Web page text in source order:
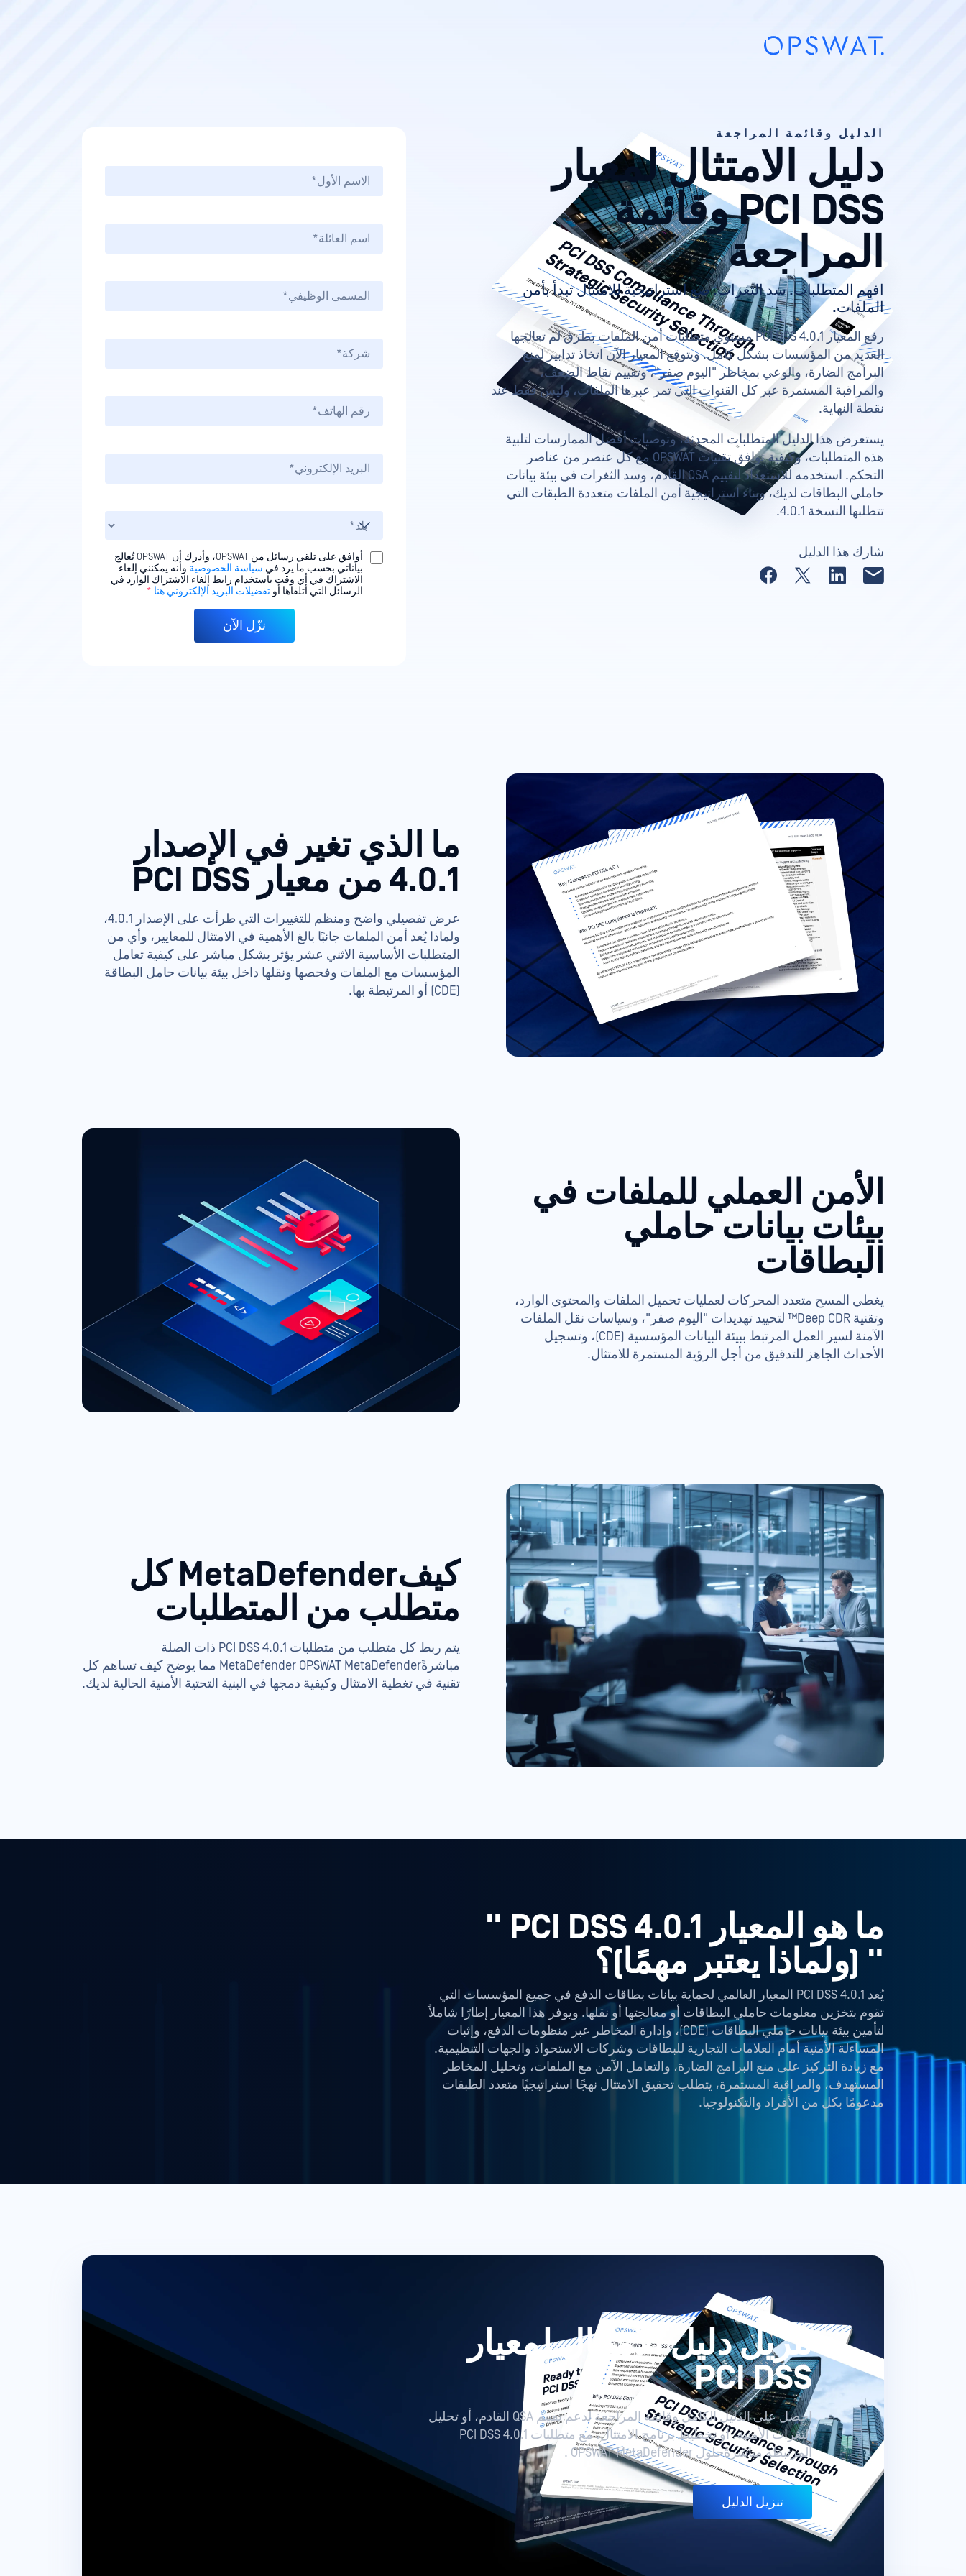
الدليل وقائمة المراجعة
دليل الامتثال لمعيار
PCI DSS وقائمة
المراجعة
افهم المتطلبات. سد الثغرات. ضع استراتيجية للامتثال تبدأ بأمن
الملفات.
رفع المعيار PCI DSS 4.0.1 مستوى متطلبات أمن الملفات بطرق لم تعالجها
العديد من المؤسسات بشكل كامل. ويتوقع المعيار الآن اتخاذ تدابير لمنع
البرامج الضارة، والوعي بمخاطر "اليوم صفر"، وتقييم نقاط الضعف،
والمراقبة المستمرة عبر كل القنوات التي تمر عبرها الملفات، وليس فقط عند
نقطة النهاية.
يستعرض هذا الدليل المتطلبات المحدثة، وتوصيات أفضل الممارسات لتلبية
هذه المتطلبات، وكيفية توافق تقنيات OPSWAT مع كل عنصر من عناصر
التحكم. استخدمه للاستعداد لتقييم QSA القادم، وسد الثغرات في بيئة بيانات
حاملي البطاقات لديك، وبناء استراتيجية أمن الملفات متعددة الطبقات التي
تتطلبها النسخة 4.0.1.
شارك هذا الدليل
أوافق على تلقي رسائل من OPSWAT، وأدرك أن OPSWAT تُعالج
بياناتي بحسب ما يرد في سياسة الخصوصية وأنه يمكنني إلغاء
الاشتراك في أي وقت باستخدام رابط إلغاء الاشتراك الوارد في
الرسائل التي أتلقاها أو تفضيلات البريد الإلكتروني هنا.
*
ما الذي تغير في الإصدار
4.0.1 من معيار PCI DSS
عرض تفصيلي واضح ومنظم للتغييرات التي طرأت على الإصدار 4.0.1،
ولماذا يُعد أمن الملفات جانبًا بالغ الأهمية في الامتثال للمعايير، وأي من
المتطلبات الأساسية الاثني عشر يؤثر بشكل مباشر على كيفية تعامل
المؤسسات مع الملفات وفحصها ونقلها داخل بيئة بيانات حامل البطاقة
(CDE) أو المرتبطة بها.
الأمن العملي للملفات في
بيئات بيانات حاملي
البطاقات
يغطي المسح متعدد المحركات لعمليات تحميل الملفات والمحتوى الوارد،
وتقنية Deep CDR™ لتحييد تهديدات "اليوم صفر"، وسياسات نقل الملفات
الآمنة لسير العمل المرتبط ببيئة البيانات المؤسسية (CDE)، وتسجيل
الأحداث الجاهز للتدقيق من أجل الرؤية المستمرة للامتثال.
كيفMetaDefender كل
متطلب من المتطلبات
يتم ربط كل متطلب من متطلبات PCI DSS 4.0.1 ذات الصلة
مباشرةًMetaDefender OPSWAT MetaDefender مما يوضح كيف تساهم كل
تقنية في تغطية الامتثال وكيفية دمجها في البنية التحتية الأمنية الحالية لديك.
ما هو المعيار PCI DSS 4.0.1 "
" (ولماذا يعتبر مهمًا)؟
يُعد PCI DSS 4.0.1 المعيار العالمي لحماية بيانات بطاقات الدفع في جميع المؤسسات التي
تقوم بتخزين معلومات حاملي البطاقات أو معالجتها أو نقلها. ويوفر هذا المعيار إطارًا شاملاً
لتأمين بيئة بيانات حاملي البطاقات (CDE)، وإدارة المخاطر عبر منظومات الدفع، وإثبات
المساءلة الأمنية أمام العلامات التجارية للبطاقات وشركات الاستحواذ والجهات التنظيمية.
مع زيادة التركيز على منع البرامج الضارة، والتعامل الآمن مع الملفات، وتحليل المخاطر
المستهدف، والمراقبة المستمرة، يتطلب تحقيق الامتثال نهجًا استراتيجيًا متعدد الطبقات
مدعومًا بكل من الأفراد والتكنولوجيا.
تنزيل دليل الامتثال لمعيار
PCI DSS
احصل على الدليل الكامل وقائمة المراجعة لدعم تقييم QSA القادم، أو تحليل
الثغرات الأمنية، أو تخطيط برنامج الامتثال، مع متطلبات PCI DSS 4.0.1
المرتبطة مباشرةًحلول OPSWAT MetaDefender .
تنزيل الدليل